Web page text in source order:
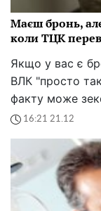
Маєш бронь,
коли ТЦК
Якщо у вас є
ВЛК "просто
факту може
16:21 21.12